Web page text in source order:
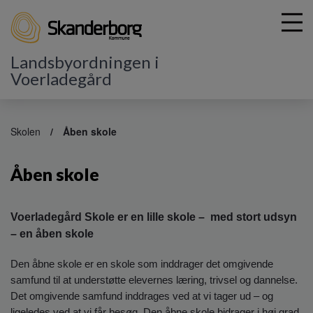
Landsbyordningen i
Voerladegård
Skolen Åben skole
Åben skole
Voerladegård Skole er en lille skole – med stort udsyn
– en åben skole
Den åbne skole er en skole som inddrager det omgivende
samfund til at understøtte elevernes læring, trivsel og dannelse.
Det omgivende samfund inddrages ved at vi tager ud – og